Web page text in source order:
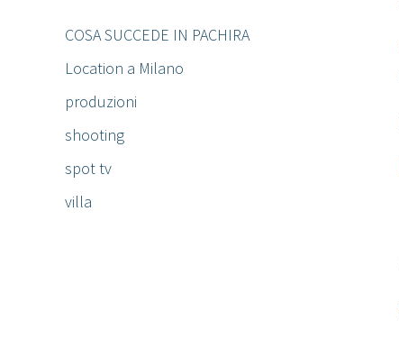
COSA SUCCEDE IN PACHIRA
Location a Milano
produzioni
shooting
spot tv
villa